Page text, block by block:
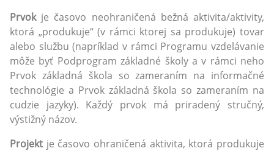
Prvokje časovo neohraničená bežná aktivita/aktivity,
ktorá „produkuje“ (v rámci ktorej sa produkuje) tovar
alebo službu (napríklad v rámci Programu vzdelávanie
môže byť Podprogram základné školy a v rámci neho
Prvok základná škola so zameraním na informačné
technológie a Prvok základná škola so zameraním na
cudzie jazyky). Každý prvok má priradený stručný,
výstižný názov.
Projekt je časovo ohraničená aktivita, ktorá produkuje